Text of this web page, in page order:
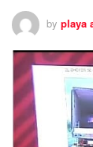
by playa